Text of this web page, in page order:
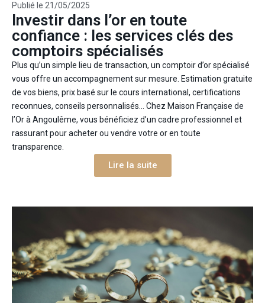
Publié le 21/05/2025
Investir dans l’or en toute
confiance : les services clés des
comptoirs spécialisés
Plus qu’un simple lieu de transaction, un comptoir d’or spécialisé
vous offre un accompagnement sur mesure. Estimation gratuite
de vos biens, prix basé sur le cours international, certifications
reconnues, conseils personnalisés… Chez Maison Française de
l’Or à Angoulême, vous bénéficiez d’un cadre professionnel et
rassurant pour acheter ou vendre votre or en toute
transparence.
Lire la suite